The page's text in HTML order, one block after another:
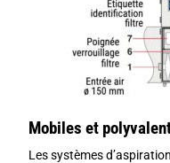
Mobiles et
Les systèmes